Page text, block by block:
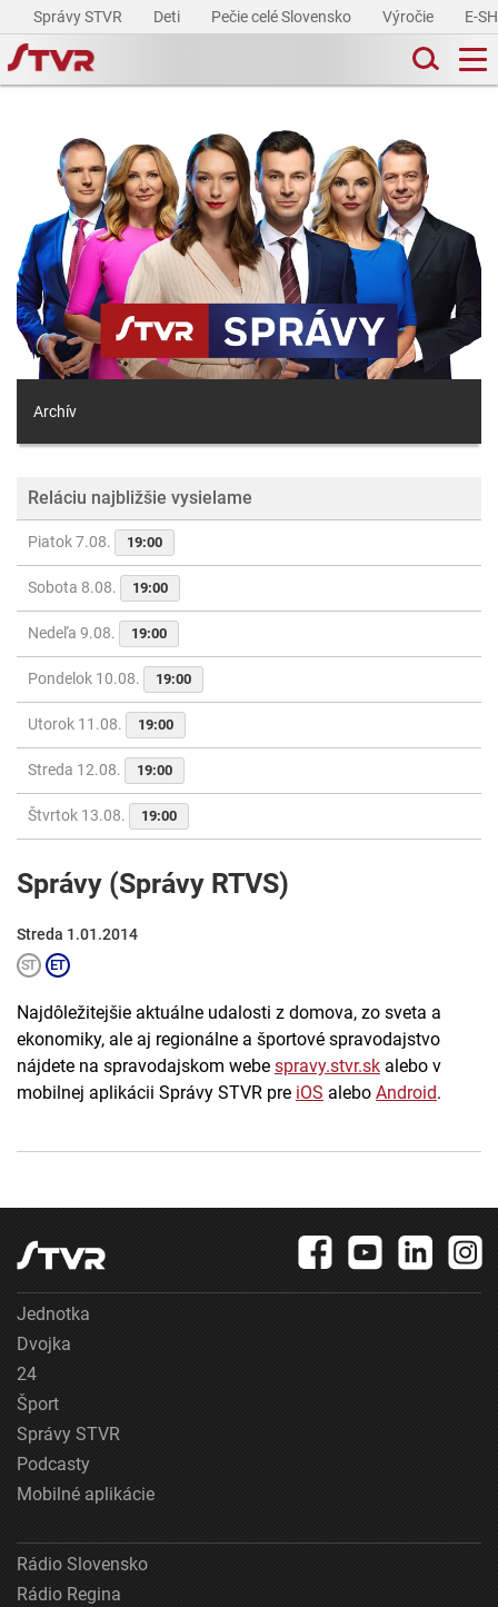
Správy STVR Deti Pečie celé Slovensko Výročie E-
Archív
Reláciu najbližšie vysielame
Piatok 7.08. 19:00
Sobota 8.08. 19:00
Nedeľa 9.08. 19:00
Pondelok 10.08. 19:00
Utorok 11.08. 19:00
Streda 12.08. 19:00
Štvrtok 13.08. 19:00
Správy (Správy RTVS)
Streda 1.01.2014
Najdôležitejšie aktuálne udalosti z domova, zo sveta a
ekonomiky, ale aj regionálne a športové spravodajstvo
nájdete na spravodajskom webe spravy.stvr.sk alebo v
mobilnej aplikácii Správy STVR pre iOS alebo Android.
Jednotka
Dvojka
24
Šport
Správy STVR
Podcasty
Mobilné aplikácie
Rádio Slovensko
Rádio Regina